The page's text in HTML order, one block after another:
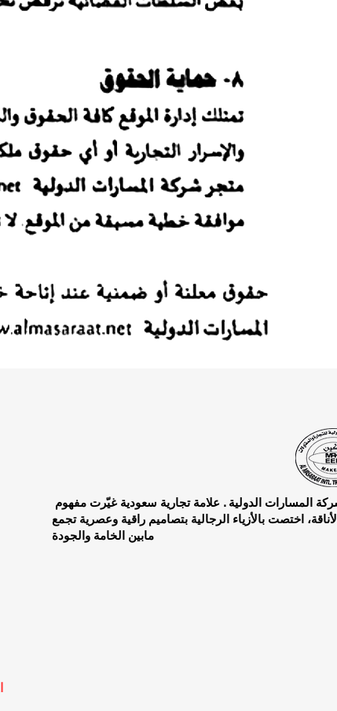
اختصت بالأزياء الرجالية بتصاميم راقية وعصرية تجمع